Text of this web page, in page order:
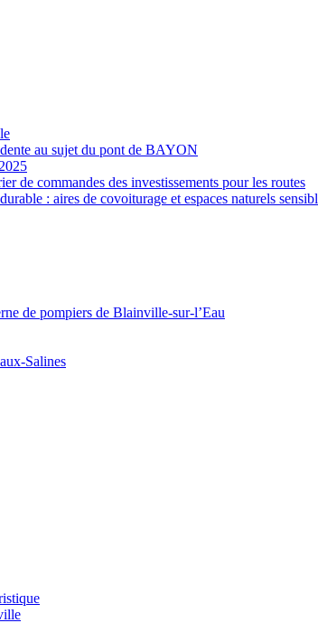
au sujet du pont de BAYON
de commandes des investissements pour les routes
: aires de covoiturage et espaces naturels
de pompiers de Blainville-sur-l’Eau
Salines